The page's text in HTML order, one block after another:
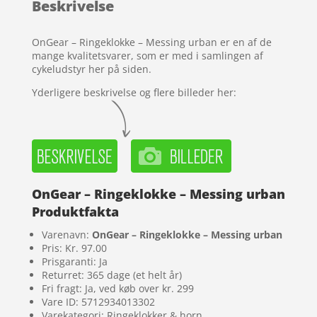
på
mmelser
Beskrivelse
OnGear – Ringeklokke – Messing urban er en af de
mange kvalitetsvarer, som er med i samlingen af
cykeludstyr her på siden.
Yderligere beskrivelse og flere billeder her:
OnGear – Ringeklokke – Messing urban
Produktfakta
Varenavn: OnGear – Ringeklokke – Messing urban
Pris: Kr. 97.00
Prisgaranti: Ja
Returret: 365 dage (et helt år)
Fri fragt: Ja, ved køb over kr. 299
Vare ID: 5712934013302